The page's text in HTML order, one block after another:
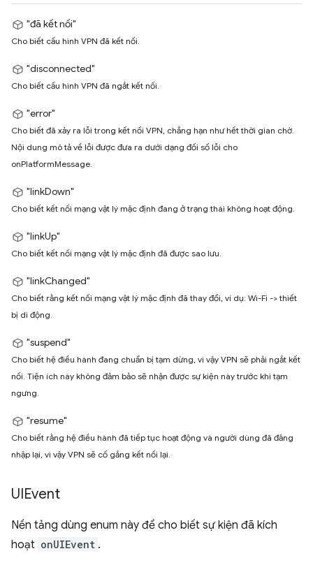
"đã kết nối"
Cho biết cấu hình VPN đã kết nối.
"disconnected"
Cho biết cấu hình VPN đã ngắt kết nối.
"error"
Cho biết đã xảy ra lỗi trong kết nối VPN, chẳng hạn như hết thời gian chờ.
Nội dung mô tả về lỗi được đưa ra dưới dạng đối số lỗi cho
onPlatformMessage.
"linkDown"
Cho biết kết nối mạng vật lý mặc định đang ở trạng thái không hoạt động.
"linkUp"
Cho biết kết nối mạng vật lý mặc định đã được sao lưu.
"linkChanged"
Cho biết rằng kết nối mạng vật lý mặc định đã thay đổi, ví dụ: Wi-Fi -> thiết
bị di động.
"suspend"
Cho biết hệ điều hành đang chuẩn bị tạm dừng, vì vậy VPN sẽ phải ngắt kết
nối. Tiện ích này không đảm bảo sẽ nhận được sự kiện này trước khi tạm
ngưng.
"resume"
Cho biết rằng hệ điều hành đã tiếp tục hoạt động và người dùng đã đăng
nhập lại, vì vậy VPN sẽ cố gắng kết nối lại.
UIEvent
Nền tảng dùng enum này để cho biết sự kiện đã kích
hoạt onUIEvent .